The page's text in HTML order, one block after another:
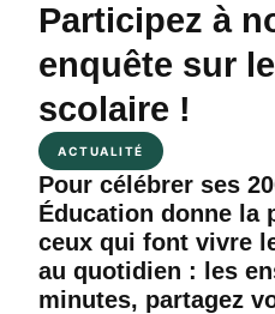
Participez à
enquête sur
scolaire !
ACTUALITÉ
Pour célébrer ses
Éducation donne la
ceux qui font vivre
au quotidien : les
minutes, partagez